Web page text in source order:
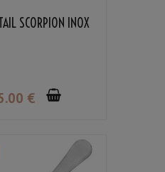
SCORPION INOX
.00 €